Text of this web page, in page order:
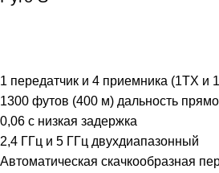
1 передатчик и 4 приемника (1TX и
1300 футов (400 м) дальность
0,06 с низкая задержка
2,4 ГГц и 5 ГГц двухдиапазонный
Автоматическая скачкообразная